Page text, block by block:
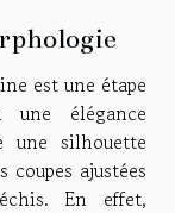
est une étape
élégance
une silhouette
ajustées
En effet,